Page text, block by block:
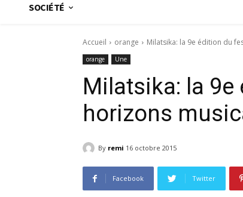
SOCIÉTÉ
Accueil orange Milatsika: la 9e édition du
orange Une
Milatsika: la
horizons
By remi 16 octobre 2015
Facebook Twitter